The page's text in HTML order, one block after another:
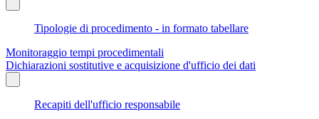
Tipologie di procedimento - in formato tabellare
Monitoraggio tempi procedimentali
Dichiarazioni sostitutive e acquisizione d'ufficio dei dati
Recapiti dell'ufficio responsabile